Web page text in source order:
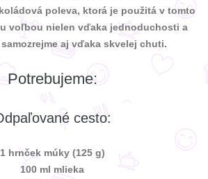
poleva, ktorá je použitá v tomto
voľbou nielen vďaka jednoduchosti a
aj vďaka skvelej chuti.
Potrebujeme:
cesto:
1 hrnček múky (125 g)
100 ml mlieka